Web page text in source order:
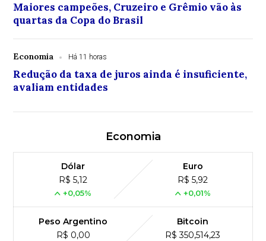
Maiores campeões, Cruzeiro e Grêmio vão às
quartas da Copa do Brasil
Economia Há 11 horas
Redução da taxa de juros ainda é insuficiente,
avaliam entidades
Economia
Dólar
R$ 5,12
+0,05%
Euro
R$ 5,92
+0,01%
Peso Argentino
R$ 0,00
Bitcoin
R$ 350,514,23